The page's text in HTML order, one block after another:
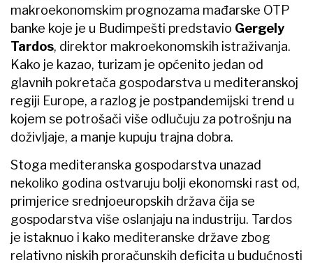
makroekonomskim prognozama mađarske OTP
banke koje je u Budimpešti predstavio Gergely
Tardos, direktor makroekonomskih istraživanja.
Kako je kazao, turizam je općenito jedan od
glavnih pokretača gospodarstva u mediteranskoj
regiji Europe, a razlog je postpandemijski trend u
kojem se potrošači više odlučuju za potrošnju na
doživljaje, a manje kupuju trajna dobra.
Stoga mediteranska gospodarstva unazad
nekoliko godina ostvaruju bolji ekonomski rast od,
primjerice srednjoeuropskih država čija se
gospodarstva više oslanjaju na industriju. Tardos
je istaknuo i kako mediteranske države zbog
relativno niskih proračunskih deficita u budućnosti